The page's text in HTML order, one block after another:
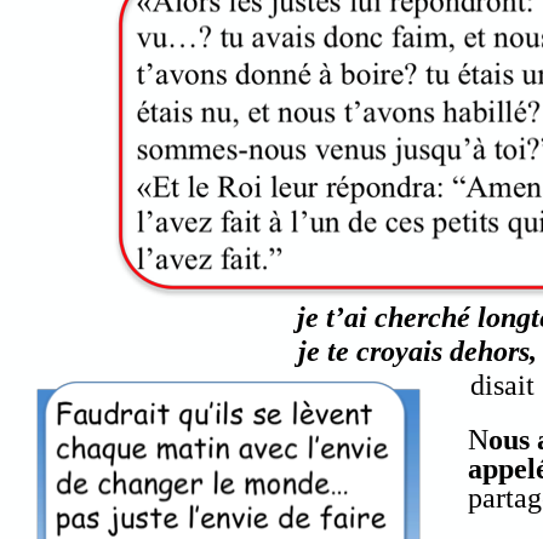
je t’ai cherché
je te croyais
disait
Nous